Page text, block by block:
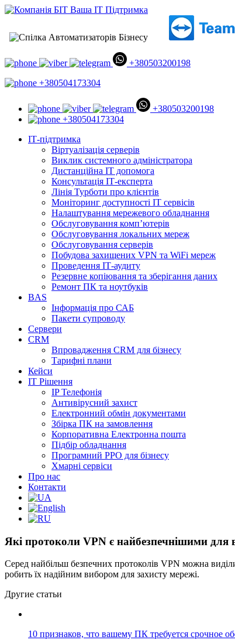
+380503200198
+380504173304
+380503200198
+380504173304
ІТ-підтримка
Віртуалізація серверів
Виклик системного адміністратора
Дистанційна ІТ допомога
Консультація ІТ-експерта
Лінія Турботи про клієнтів
Моніторинг доступності ІТ сервісів
Налаштування мережевого обладнання
Обслуговування комп’ютерів
Обслуговування локальних мереж
Обслуговування серверів
Побудова захищених VPN та WiFi мереж
Проведення ІТ-аудиту
Резервне копіювання та зберігання даних
Ремонт ПК та ноутбуків
BAS
Інформація про САБ
Пакети супроводу
Сервери
CRM
Впровадження CRM для бізнесу
Тарифні плани
Кейси
ІТ Рішення
IP Телефонія
Антивірусний захист
Електронний обмін документами
Збірка ПК на замовлення
Корпоративна Електронна пошта
Підбір обладнання
Програмний РРО для бізнесу
Хмарні сервіси
Про нас
Контакти
Які протоколи VPN є найбезпечнішими для
Серед найбільш безпечних протоколів VPN можна
робить їх надійним вибором для захисту мережі.
Другие статьи
10 признаков, что вашему ПК требуется срочное